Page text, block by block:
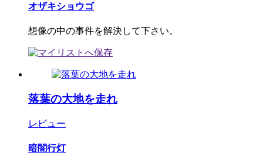
オザキショウゴ
想像の中の事件を解決して下さい。
落葉の大地を走れ
レビュー
暗闇行灯